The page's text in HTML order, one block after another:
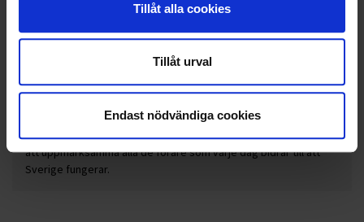
Tillåt alla cookies
Tillåt urval
Endast nödvändiga cookies
RULLA
Den 9 september firar vi Yrkesförarens dag – en temadag
instiftad av Transportfackens Yrkes- och Arbetsmiljönämnd för
att uppmärksamma alla de förare som varje dag bidrar till att
Sverige fungerar.